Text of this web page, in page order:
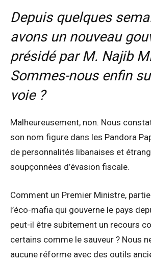
Depuis quelques
avons un nouveau
présidé par M. Najib
Sommes-nous enfin
voie ?
Malheureusement, non. Nous
son nom figure dans les Pandora
de personnalités libanaises et
soupçonnées d’évasion fiscale.
Comment un Premier Ministre,
l’éco-mafia qui gouverne le pays
peut-il être subitement un recours
certains comme le sauveur ? Nous
aucune réforme avec des outils